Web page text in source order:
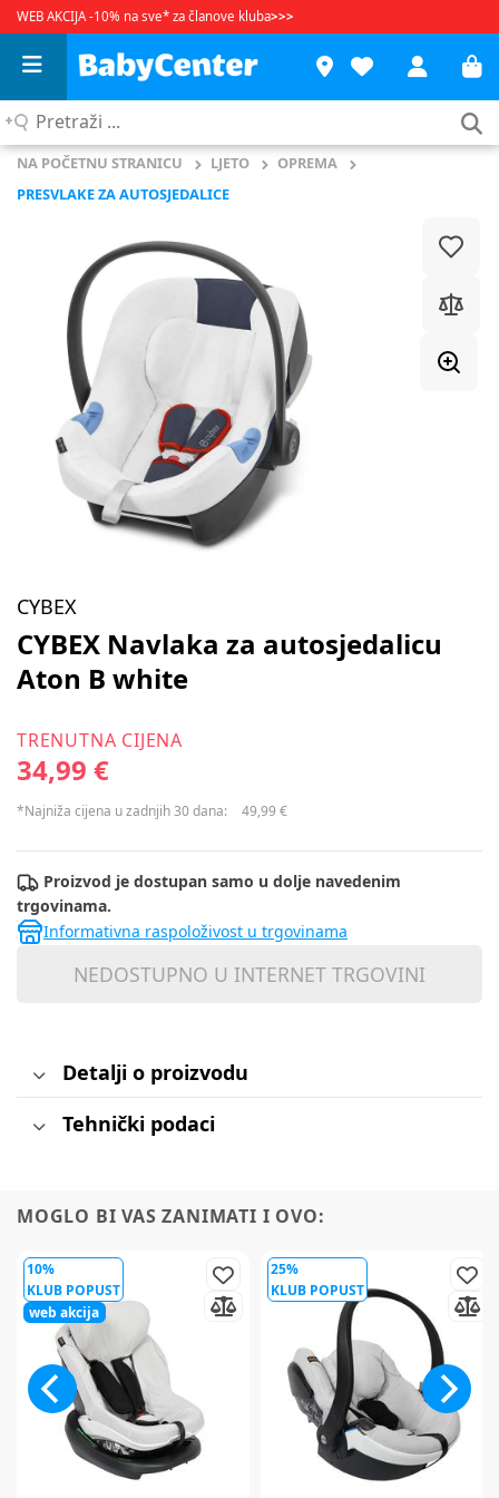
WEB AKCIJA -10% na sve* za članove kluba>>>
Pretraži
NA POČETNU STRANICU LJETO
OPREMA
PRESVLAKE ZA AUTOSJEDALICE
CYBEX
CYBEX Navlaka za autosjedalicu
Aton B white
TRENUTNA CIJENA
34,99 €
*Najniža cijena u zadnjih 30 dana: 49,99 €
Proizvod je dostupan samo u dolje navedenim
trgovinama.
Informativna raspoloživost u trgovinama
NEDOSTUPNO U INTERNET TRGOVINI
Detalji o proizvodu
Tehnički podaci
MOGLO BI VAS ZANIMATI I OVO:
10%
KLUB POPUST
web akcija
25%
KLUB POPUST